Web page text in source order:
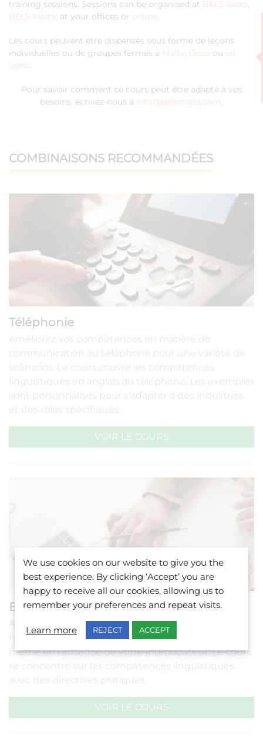
training sessions. Sessions can be organised at BELS Gozo
BELS Malta, at your offices or online
Les cours peuvent être dispensés sous forme de leçons
individuelles ou de groupes fermés à Malte Gozo ou en
ligne
Pour savoir comment ce cours peut être adapté à vos
besoins, écrivez-nous à
info@belsmalta.com
COMBINAISONS RECOMMANDÉES
Téléphonie
Améliorez vos compétences en matière de
communication au téléphone pour une variété de
scénarios. Le cours couvre les compétences
linguistiques en anglais au téléphone. Les exemples
sont personnalisés pour s’adapter à des industries
et des rôles spécifiques.
VOIR LE COURS
Emailing
Apprenez à rédiger des emails professionnels et
humains, ce qui vous permettra d’être agréable
même en l’absence de votre interlocuteur. Le cours
se concentre sur les compétences linguistiques
avec des directives pratiques.
VOIR LE COURS
We use cookies on our website to give you the
best experience. By clicking ‘Accept’ you are
happy to receive all our cookies, allowing us to
remember your preferences and repeat visits.
Learn more REJECT ACCEPT